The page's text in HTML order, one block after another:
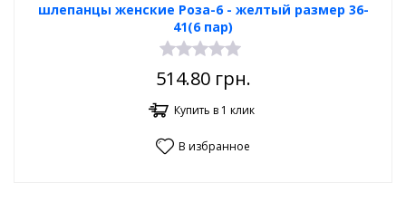
шлепанцы женские Роза-6 - желтый размер 36-
41(6 пар)
514.80грн.
Купить в 1 клик
В избранное